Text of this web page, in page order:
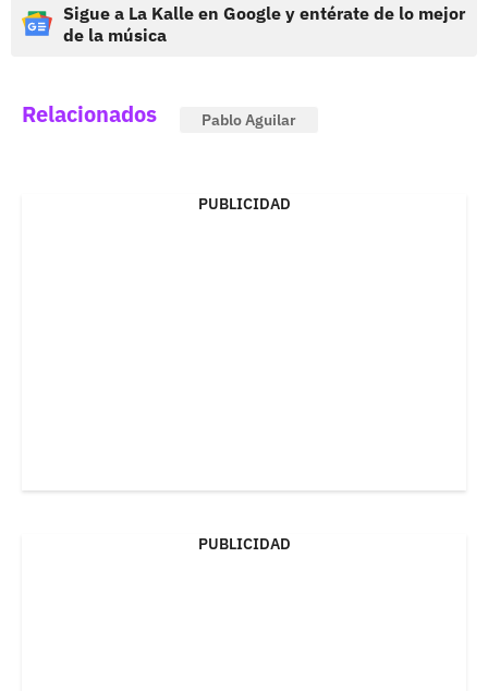
Sigue a La Kalle en Google y entérate de lo mejor
de la música
Relacionados Pablo Aguilar
PUBLICIDAD
PUBLICIDAD